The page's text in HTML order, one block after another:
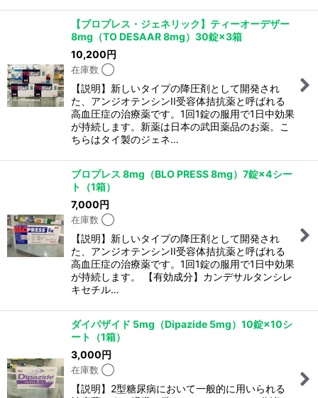
【ブロプレス・ジェネリック】ティーオーデザー
8mg（TO DESAAR 8mg）30錠×3箱
10,200円
在庫数 ◯
【説明】新しいタイプの降圧剤として開発され
た、アンジオテンシンII受容体拮抗薬と呼ばれる
高血圧症の治療薬です。1回1錠の服用で1日中効果
が持続します。新薬は日本の武田薬品のお薬。こ
ちらはタイ製のジェネ…
ブロプレス 8mg（BLO PRESS 8mg）7錠×4シー
ト（1箱）
7,000円
在庫数 ◯
【説明】新しいタイプの降圧剤として開発され
た、アンジオテンシンII受容体拮抗薬と呼ばれる
高血圧症の治療薬です。1回1錠の服用で1日中効果
が持続します。 【有効成分】カンデサルタンシレ
キセチル…
ダイパザイド 5mg（Dipazide 5mg）10錠×10シ
ート（1箱）
3,000円
在庫数 ◯
【説明】2型糖尿病において一般的に用いられる